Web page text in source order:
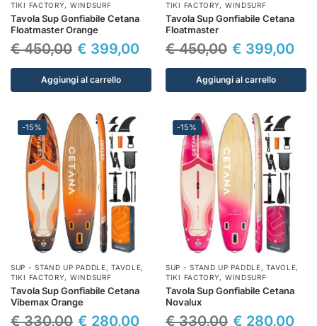
TIKI FACTORY, WINDSURF
Tavola Sup Gonfiabile Cetana
Floatmaster Orange
€450,00 € 399,00
Aggiungi al carrello
TIKI FACTORY, WINDSURF
Tavola Sup Gonfiabile Cetana
Floatmaster
€450,00 € 399,00
Aggiungi al carrello
-15%
SUP - STAND UP PADDLE,TAVOLE,
TIKI FACTORY, WINDSURF
Tavola Sup Gonfiabile Cetana
Vibemax Orange
€330,00 € 280,00
-15%
SUP - STAND UP PADDLE,TAVOLE,
TIKI FACTORY, WINDSURF
Tavola Sup Gonfiabile Cetana
Novalux
€330,00 € 280,00